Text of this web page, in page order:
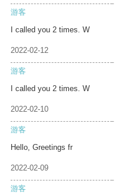
游客
I called you 2 times. W
2022-02-12
游客
I called you 2 times. W
2022-02-10
游客
Hello, Greetings fr
2022-02-09
游客